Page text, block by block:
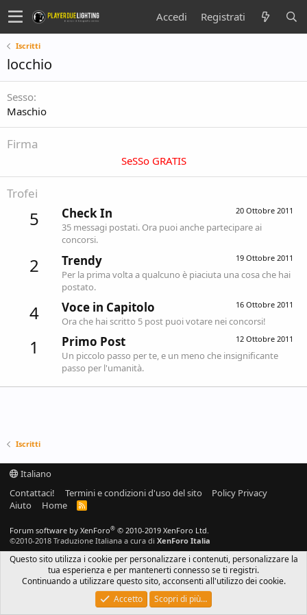
Accedi Registrati
Iscritti
locchio
Sesso
Maschio
Firma
SeSSo GRATIS
Trofei
5 20 Ottobre 2011
Check In
35 messagi postati. Ora puoi anche partecipare ai
concorsi.
2 19 Ottobre 2011
Trendy
Per la prima volta a qualcuno è piaciuta una cosa che hai
postato.
4 16 Ottobre 2011
Voce in Capitolo
Ora che hai scritto 5 post puoi votare nei concorsi!
1 12 Ottobre 2011
Primo Post
Un piccolo passo per te, e un meno che insignificante
passo per l'umanità.
Iscritti
Italiano
Contattaci!
Termini e condizioni d'uso del sito
Policy Privacy
Aiuto
Home
R
Forum software by XenForo® © 2010-2019 XenForo Ltd.
©2010-2018 Traduzione Italiana a cura di XenForo Italia
Questo sito utilizza i cookie per personalizzare i contenuti, personalizzare la
tua esperienza e per mantenerti connesso se ti registri.
Continuando a utilizzare questo sito, acconsenti all'utilizzo dei cookie.
Accetto
Scopri di più…